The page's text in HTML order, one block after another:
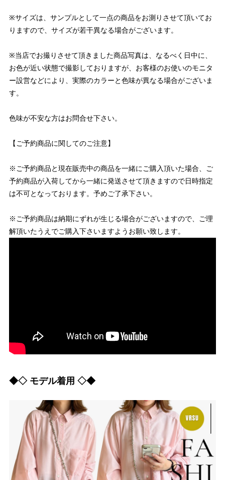
※サイズは、サンプルとして一点の商品をお測りさせて頂いてお
りますので、サイズが若干異なる場合がございます。
※当店でお撮りさせて頂きました商品写真は、なるべく日中に、
お色が近い状態で撮影しておりますが、お客様のお使いのモニタ
ー設営などにより、実際のカラーと色味が異なる場合がございま
す。
色味が不安な方はお問合せ下さい。
【ご予約商品に関してのご注意】
※ご予約商品と現在販売中の商品を一緒にご購入頂いた場合、ご
予約商品が入荷してから一緒に発送させて頂きますので日時指定
は不可となっております。予めご了承下さい。
※ご予約商品は納期にずれが生じる場合がございますので、ご理
解頂いたうえでご購入下さいますようお願い致します。
◆◇ モデル着用 ◇◆